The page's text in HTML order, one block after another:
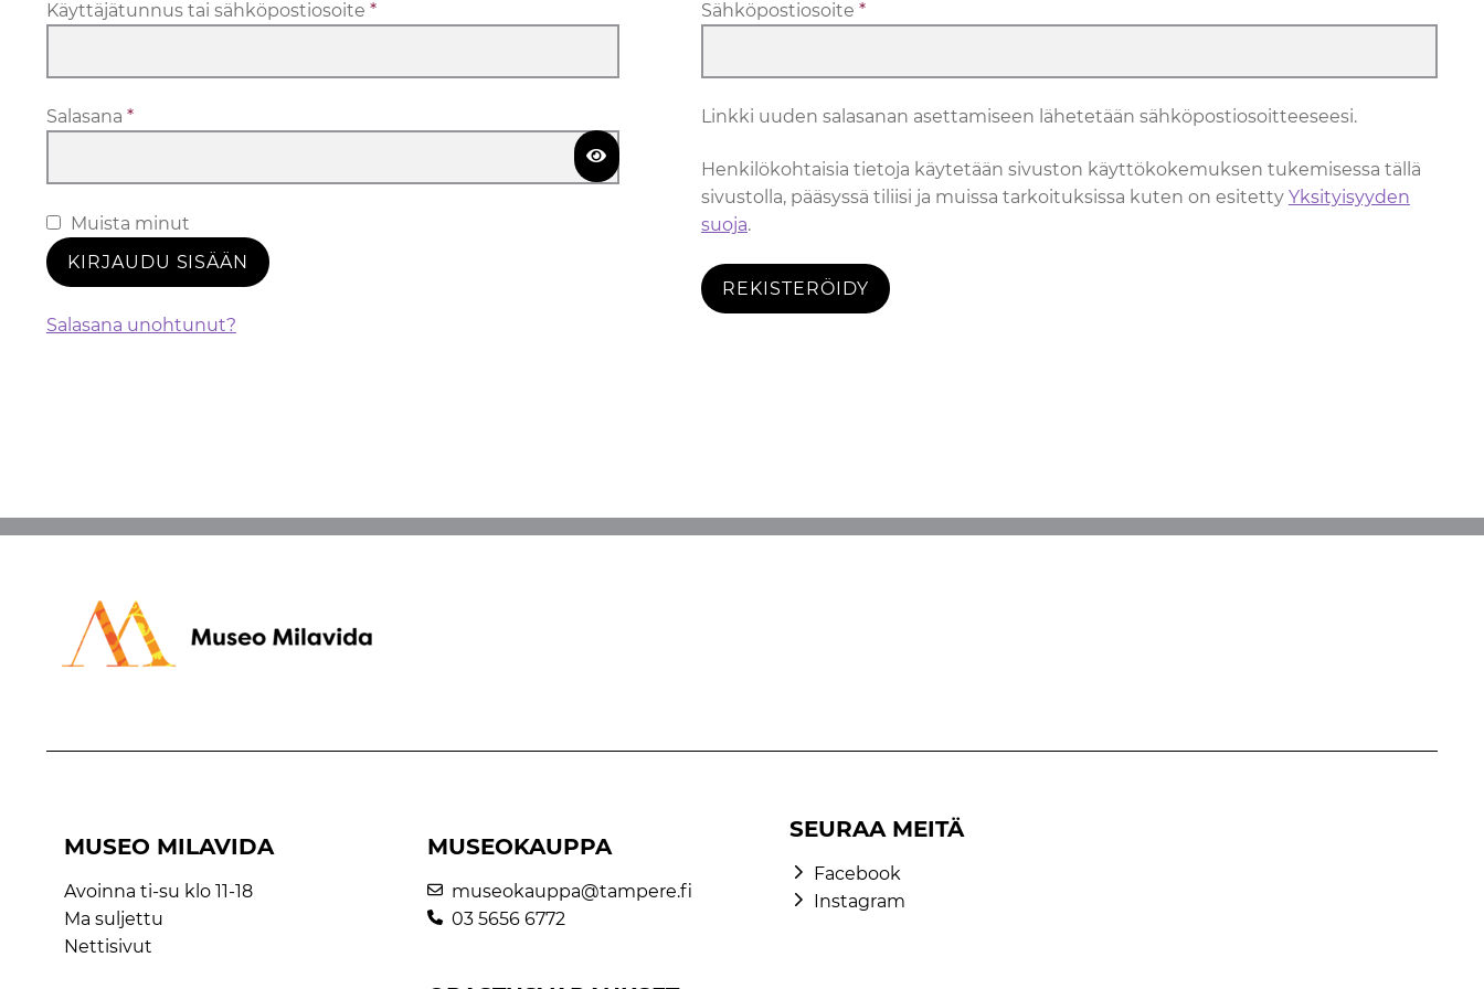
Käyttäjätunnus tai sähköpostiosoite *Vaaditaan
Salasana *Vaaditaan
Muista minut
KIRJAUDU SISÄÄN
Salasana unohtunut?
Sähköpostiosoite *Vaaditaan
Linkki uuden salasanan asettamiseen lähetetään sähköpostiosoitteeseesi.
Henkilökohtaisia tietoja käytetään sivuston käyttökokemuksen tukemisessa tällä
sivustolla, pääsyssä tiliisi ja muissa tarkoituksissa kuten on esitetty Yksityisyyden
suoja.
REKISTERÖIDY
MUSEO MILAVIDA
Avoinna ti-su klo 11-18
Ma suljettu
Nettisivut
MUSEOKAUPPA
museokauppa@tampere.fi
03 5656 6772
SEURAA MEITÄ
Facebook
Instagram